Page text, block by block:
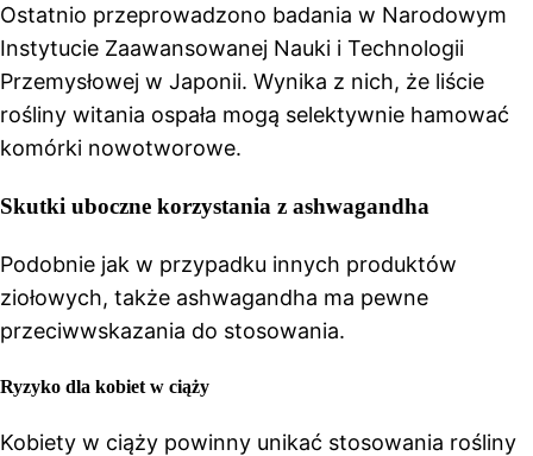
Ostatnio przeprowadzono badania w Narodowym
Instytucie Zaawansowanej Nauki i Technologii
Przemysłowej w Japonii. Wynika z nich, że liście
rośliny witania ospała mogą selektywnie hamować
komórki nowotworowe.
Skutki uboczne korzystania z ashwagandha
Podobnie jak w przypadku innych produktów
ziołowych, także ashwagandha ma pewne
przeciwwskazania do stosowania.
Ryzyko dla kobiet w ciąży
Kobiety w ciąży powinny unikać stosowania rośliny